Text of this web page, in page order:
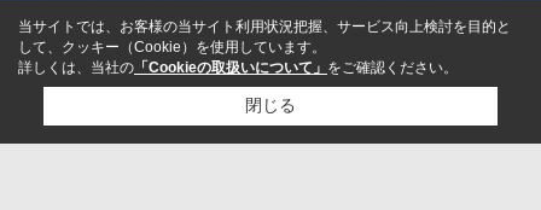
当サイトでは、お客様の当サイト利用状況把握、サービス向上検討を目的と
して、クッキー（Cookie）を使用しています。
詳しくは、当社の 「Cookieの取扱いについて」 をご確認ください。
閉じる